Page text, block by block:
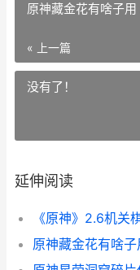
原神藏金花有啥子
« 上一篇
没有了！
延伸阅读
原神藏金花有啥